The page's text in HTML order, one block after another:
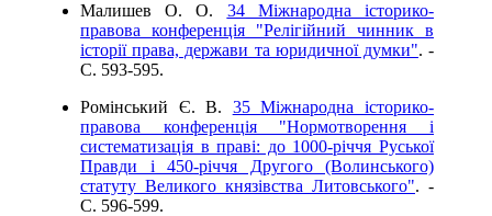
Малишев О. О. 34 Міжнародна історико-
правова конференція "Релігійний чинник в
історії права, держави та юридичної думки". -
C. 593-595.
Ромінський Є. В. 35 Міжнародна історико-
правова конференція "Нормотворення і
систематизація в праві: до 1000-річчя Руської
Правди і 450-річчя Другого (Волинського)
статуту Великого князівства Литовського". -
C. 596-599.